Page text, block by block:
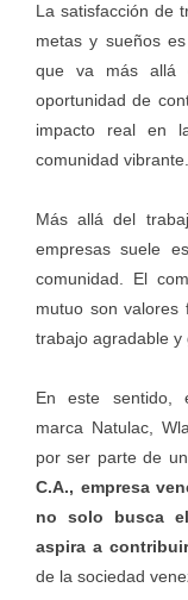
La satisfacción de
metas y sueños
que va más allá
oportunidad de
impacto real en
comunidad vibrante.
Más allá del
empresas suele
comunidad. El
mutuo son valores
trabajo agradable y
En este sentido,
marca Natulac,
por ser parte de
C.A., empresa
no solo busca
aspira a
de la sociedad